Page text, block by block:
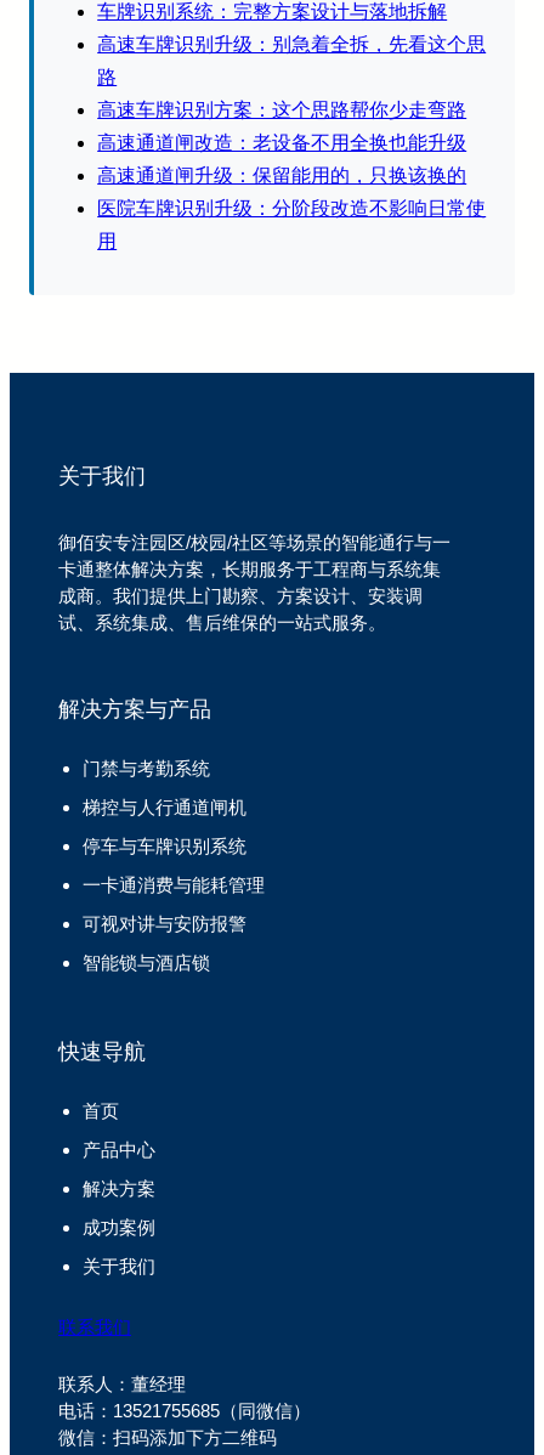
车牌识别系统：完整方案设计与落地拆解
高速车牌识别升级：别急着全拆，先看这个思
路
高速车牌识别方案：这个思路帮你少走弯路
高速通道闸改造：老设备不用全换也能升级
高速通道闸升级：保留能用的，只换该换的
医院车牌识别升级：分阶段改造不影响日常使
用
关于我们
御佰安专注园区/校园/社区等场景的智能通行与一
卡通整体解决方案，长期服务于工程商与系统集
成商。我们提供上门勘察、方案设计、安装调
试、系统集成、售后维保的一站式服务。
解决方案与产品
门禁与考勤系统
梯控与人行通道闸机
停车与车牌识别系统
一卡通消费与能耗管理
可视对讲与安防报警
智能锁与酒店锁
快速导航
首页
产品中心
解决方案
成功案例
关于我们
联系我们
联系人：董经理
电话：13521755685（同微信）
微信：扫码添加下方二维码